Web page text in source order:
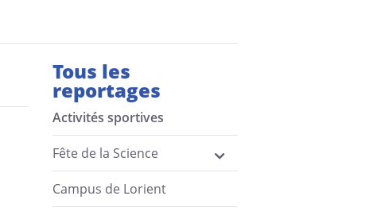
Tous les
reportages
Activités sportives
Fête de la Science
Campus de Lorient